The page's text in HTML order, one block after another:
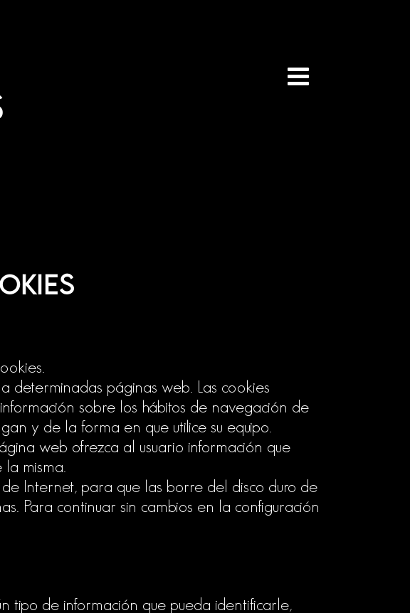
determinadas páginas web. Las cookies
sobre los hábitos de navegación de
y de la forma en que utilice su equipo.
web ofrezca al usuario información que
misma.
Internet, para que las borre del disco duro de
Para continuar sin cambios en la configuración
tipo de información que pueda identificarle,